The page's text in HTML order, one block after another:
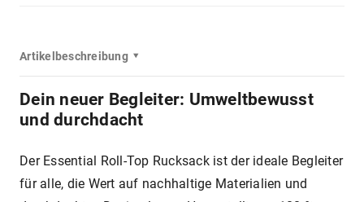
Artikelbeschreibung
Dein neuer Begleiter: Umweltbewusst
und durchdacht
Der Essential Roll-Top Rucksack ist der ideale Begleiter
für alle, die Wert auf nachhaltige Materialien und